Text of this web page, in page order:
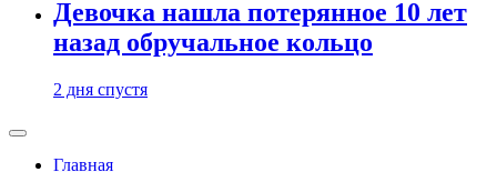
Девочка нашла потерянное 10 лет
назад обручальное кольцо
2 дня спустя
Главная